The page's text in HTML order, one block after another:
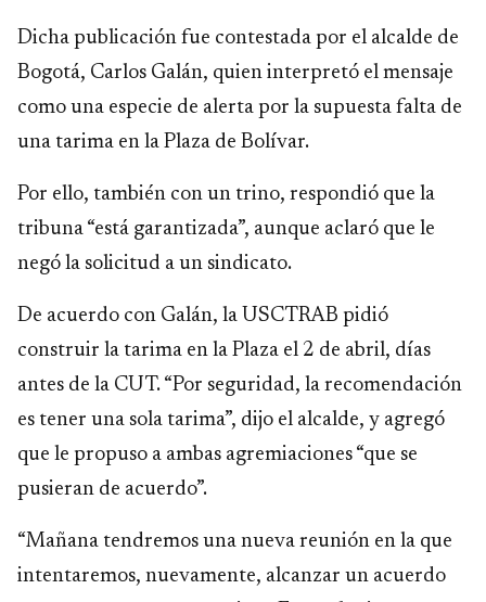
Dicha publicación fue contestada por el alcalde de
Bogotá, Carlos Galán, quien interpretó el mensaje
como una especie de alerta por la supuesta falta de
una tarima en la Plaza de Bolívar.
Por ello, también con un trino, respondió que la
tribuna “está garantizada”, aunque aclaró que le
negó la solicitud a un sindicato.
De acuerdo con Galán, la USCTRAB pidió
construir la tarima en la Plaza el 2 de abril, días
antes de la CUT. “Por seguridad, la recomendación
es tener una sola tarima”, dijo el alcalde, y agregó
que le propuso a ambas agremiaciones “que se
pusieran de acuerdo”.
“Mañana tendremos una nueva reunión en la que
intentaremos, nuevamente, alcanzar un acuerdo